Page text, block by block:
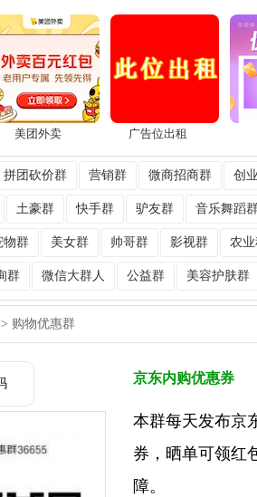
美团外卖 广告位出租
拼团砍价群 营销群 微商招商群 创
土豪群 快手群 驴友群 音乐舞蹈
物群 美女群 帅哥群 影视群 农
群 微信大群人 公益群 美容护肤群
> 购物优惠群
京东内购优惠券
本群每天发布京
券，晒单可领红
障。